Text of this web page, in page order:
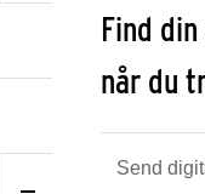
Find
når du
Send